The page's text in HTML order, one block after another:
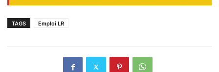
TAGS Emploi LR